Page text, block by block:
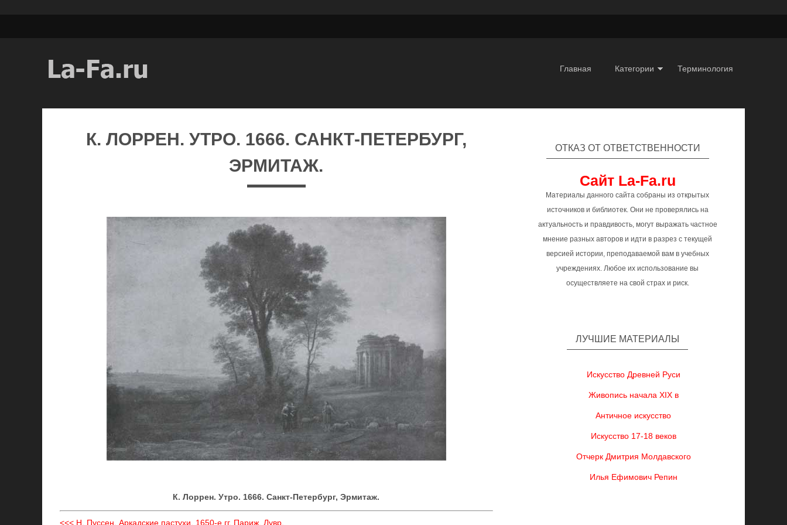
Главная Категории Терминология
К. ЛОРРЕН. УТРО. 1666. САНКТ-ПЕТЕРБУРГ,
ЭРМИТАЖ.
К. Лоррен. Утро. 1666. Санкт-Петербург, Эрмитаж.
<<< Н. Пуссен. Аркадские пастухи. 1650-е гг. Париж, Лувр.
ОТКАЗ ОТ ОТВЕТСТВЕННОСТИ
Сайт La-Fa.ru
Материалы данного сайта собраны из открытых
источников и библиотек. Они не проверялись на
актуальность и правдивость, могут выражать частное
мнение разных авторов и идти в разрез с текущей
версией истории, преподаваемой вам в учебных
учреждениях. Любое их использование вы
осуществляете на свой страх и риск.
ЛУЧШИЕ МАТЕРИАЛЫ
Искусство Древней Руси
Живопись начала XIX в
Античное искусство
Искусство 17-18 веков
Отчерк Дмитрия Молдавского
Илья Ефимович Репин